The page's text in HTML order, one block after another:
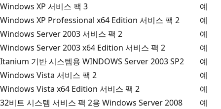
Windows XP 서비스 팩 3
예
Windows XP Professional x64 Edition 서비스 팩 2
예
Windows Server 2003 서비스 팩 2
예
Windows Server 2003 x64 Edition 서비스 팩 2
예
Itanium 기반 시스템용 WINDOWS Server 2003 SP2
예
Windows Vista 서비스 팩 2
예
Windows Vista x64 Edition 서비스 팩 2
예
32비트 시스템 서비스 팩 2용 Windows Server 2008
예